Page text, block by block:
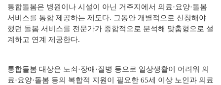
통합돌봄은 병원이나 시설이 아닌 거주지에서 의료·요양·돌봄
서비스를 통합 제공하는 제도다. 그동안 개별적으로 신청해야
했던 돌봄 서비스를 전문가가 종합적으로 분석해 맞춤형으로 설
계하고 연계 제공한다.
통합돌봄 대상은 노쇠·장애·질병 등으로 일상생활이 어려워 의
료·요양·돌봄 등의 복합적 지원이 필요한 65세 이상 노인과 의료